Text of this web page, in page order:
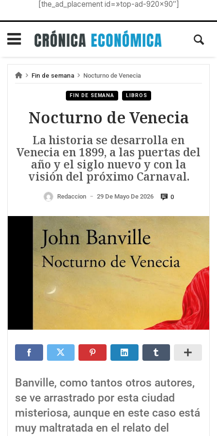
[the_ad_placement id=»top-ad-920×90″]
Fin de semana Nocturno de Venecia
FIN DE SEMANA LIBROS
Nocturno de Venecia
La historia se desarrolla en
Venecia en 1899, a las puertas del
año y el siglo nuevo y con la
visión del próximo Carnaval.
Redaccion — 29 De Mayo De 2026 0
Banville, como tantos otros autores,
se ve arrastrado por esta ciudad
misteriosa, aunque en este caso está
muy maltratada en el relato del